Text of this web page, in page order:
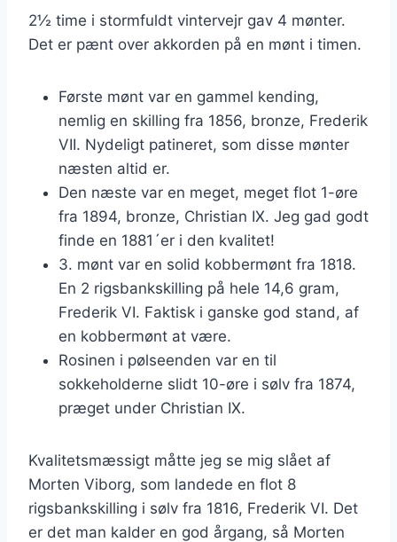
2½ time i stormfuldt vintervejr gav 4 mønter.
Det er pænt over akkorden på en mønt i timen.
Første mønt var en gammel kending,
nemlig en skilling fra 1856, bronze, Frederik
VII. Nydeligt patineret, som disse mønter
næsten altid er.
Den næste var en meget, meget flot 1-øre
fra 1894, bronze, Christian IX. Jeg gad godt
finde en 1881´er i den kvalitet!
3. mønt var en solid kobbermønt fra 1818.
En 2 rigsbankskilling på hele 14,6 gram,
Frederik VI. Faktisk i ganske god stand, af
en kobbermønt at være.
Rosinen i pølseenden var en til
sokkeholderne slidt 10-øre i sølv fra 1874,
præget under Christian IX.
Kvalitetsmæssigt måtte jeg se mig slået af
Morten Viborg, som landede en flot 8
rigsbankskilling i sølv fra 1816, Frederik VI. Det
er det man kalder en god årgang, så Morten